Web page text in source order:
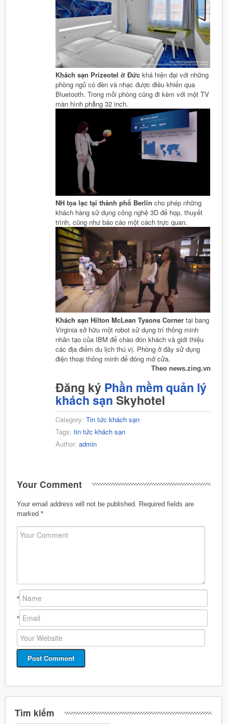
Khách sạn Prizeotel ở Đức khá hiện đại với những
phòng ngủ có đèn và nhạc được điều khiển qua
Bluetooth. Trong mỗi phòng cũng đi kèm với một TV
màn hình phẳng 32 inch.
NH tọa lạc tại thành phố Berlin cho phép những
khách hàng sử dụng công nghệ 3D để họp, thuyết
trình, cũng như báo cáo một cách trực quan.
Khách sạn Hilton McLean Tysons Corner tại bang
Virginia sở hữu một robot sử dụng trí thông minh
nhân tạo của IBM để chào đón khách và giới thiệu
các địa điểm du lịch thú vị. Phòng ở đây sử dụng
điện thoại thông minh để đóng mở cửa.
Theo news.zing.vn
Đăng ký Phần mềm quản lý
khách sạn Skyhotel
Category: Tin tức khách sạn
Tags: tin tức khách sạn
Author: admin
Your Comment
Your email address will not be published.
Required fields are
marked *
*
*
Tìm kiếm